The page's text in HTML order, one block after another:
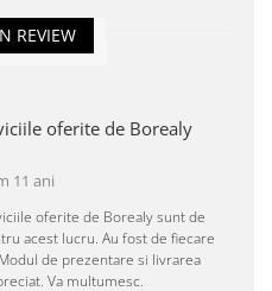
REVIEW
oferite de Borealy
11 ani
oferite de Borealy sunt de
acest lucru. Au fost de fiecare
de prezentare si livrarea
Va multumesc.